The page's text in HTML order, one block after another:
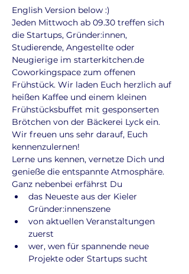
English Version below :)
Jeden Mittwoch ab 09.30 treffen sich
die Startups, Gründer:innen,
Studierende, Angestellte oder
Neugierige im starterkitchen.de
Coworkingspace zum offenen
Frühstück. Wir laden Euch herzlich auf
heißen Kaffee und einem kleinen
Frühstücksbuffet mit gesponserten
Brötchen von der Bäckerei Lyck ein.
Wir freuen uns sehr darauf, Euch
kennenzulernen!
Lerne uns kennen, vernetze Dich und
genieße die entspannte Atmosphäre.
Ganz nebenbei erfährst Du
das Neueste aus der Kieler
Gründer:innenszene
von aktuellen Veranstaltungen
zuerst
wer, wen für spannende neue
Projekte oder Startups sucht